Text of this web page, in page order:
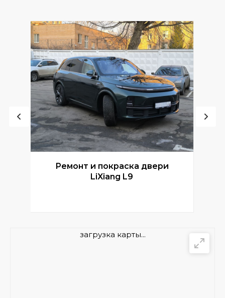
Ремонт и покраска двери
LiXiang L9
загрузка карты...